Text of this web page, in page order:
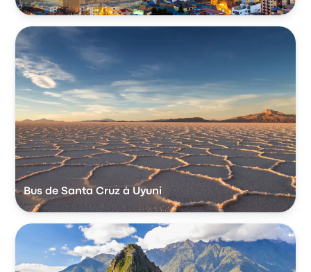
Bus de Santa Cruz à Uyuni